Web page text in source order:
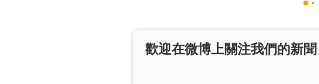
歡迎在微博上關注我們的新聞